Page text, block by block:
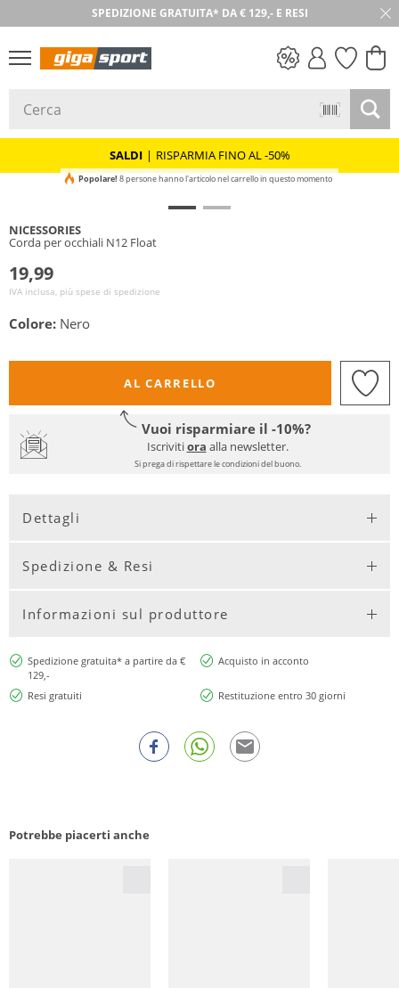
SPEDIZIONE GRATUITA* DA € 129,- E RESI
30 GIORNI DI RESO
SALDI | RISPARMIA FINO AL -50%
Popolare! 8 persone hanno l'articolo nel carrello in questo momento
NICESSORIES
Corda per occhiali N12 Float
19,99
IVA inclusa, più spese di spedizione
Colore: Nero
AL CARRELLO
Vuoi risparmiare il -10%?
Iscrivitiora alla newsletter.
Si prega di rispettare le condizioni del buono.
Dettagli
Spedizione & Resi
Informazioni sul produttore
Spedizione gratuita* a partire da €
129,-
Acquisto in acconto
Resi gratuiti Restituzione entro 30 giorni
Potrebbe piacerti anche